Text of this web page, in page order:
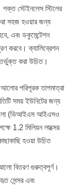
স্টেইনলেস স্টিলের
সহজ হওয়ার জন্য
এবং ডকুমেন্টেশন
করবে। ক্যালিব্রেশন
করা উচিত।
পরিপূরক তাপমাত্রা
সময় ইউনিটের জন্য
(ভিআইএস আইএসও
1.2 মিলিয়ন লাক্সের
হওয়া উচিত
বিতরণ গুরুত্বপূর্ণ।
সেন্সর এবং